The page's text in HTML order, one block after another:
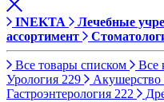
INEKTA Лечебные
ассортимент
Все товары списком Все
Урология 229 Акушерство
Гастроэнтерология 222